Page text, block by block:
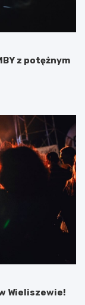
z potężnym
Wieliszewie!